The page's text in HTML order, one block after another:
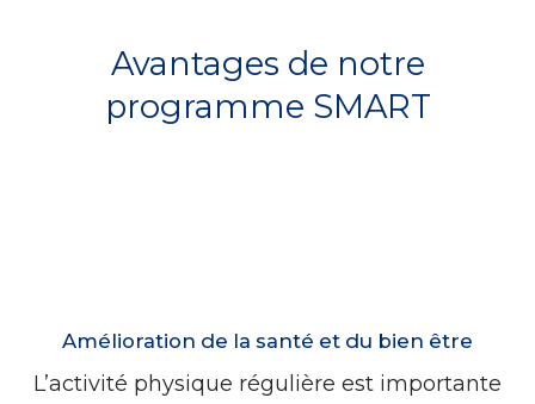
Avantages de notre
programme SMART
Amélioration de la santé et du bien être
L’activité physique régulière est importante